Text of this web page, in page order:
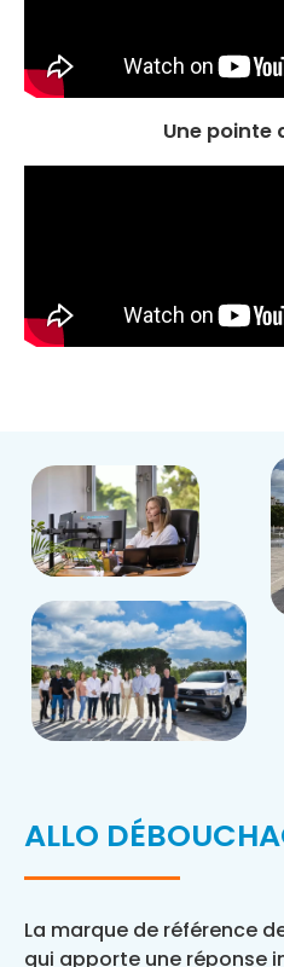
Une pointe
ALLO
La marque de référence
qui apporte une réponse